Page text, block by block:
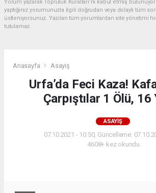
Yorum yazarak Topluluk Kuralları’nı kabul etmiş
yaptığınız yorumunuzla ilgili doğrudan veya dolaylı tüm
üstleniyorsunuz. Yazılan tüm yorumlardan site yönetimi
tutulamaz.
Anasayfa Asayiş
Urfa’da Feci Kaza!
Çarpıştılar 1 Ölü, 16
ASAYIŞ
07.10.2021 - 10:50, Güncelleme:
4608+ kez okundu.